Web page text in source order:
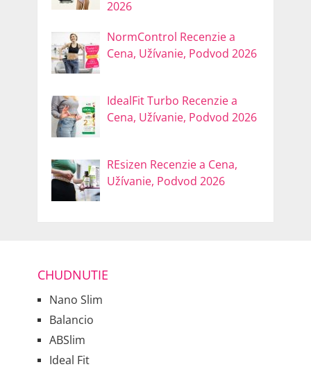
2026
NormControl Recenzie a
Cena, Užívanie, Podvod 2026
IdealFit Turbo Recenzie a
Cena, Užívanie, Podvod 2026
REsizen Recenzie a Cena,
Užívanie, Podvod 2026
CHUDNUTIE
Nano Slim
Balancio
ABSlim
Ideal Fit